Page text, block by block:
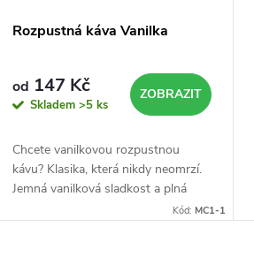
Rozpustná káva Vanilka
od 147 Kč
Skladem >5 ks
ZOBRAZIT
Chcete vanilkovou rozpustnou
kávu? Klasika, která nikdy neomrzí.
Jemná vanilková sladkost a plná
kávová chuť – tahle kombinace patří
Kód: MC1-1